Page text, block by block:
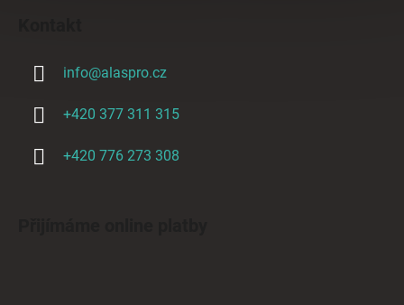
info@alaspro.cz
+420 377 311 315
+420 776 273 308